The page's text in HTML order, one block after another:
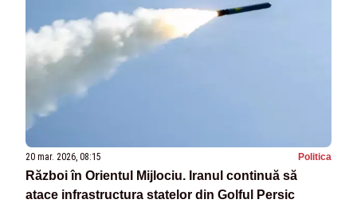
20 mar. 2026, 08:15 Politica
Război în Orientul Mijlociu. Iranul continuă să
atace infrastructura statelor din Golful Persic